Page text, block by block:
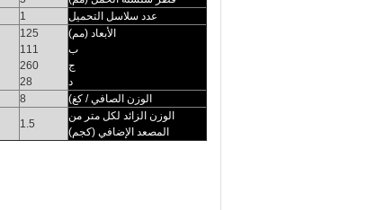
عدد سلاسل التحميل
1
الأبعاد (مم)
ب
ج
د
125
111
260
28
الوزن الصافي / كغ)
8
الوزن الزائد لكل متر من
المصعد الإضافي (كجم)
1.5